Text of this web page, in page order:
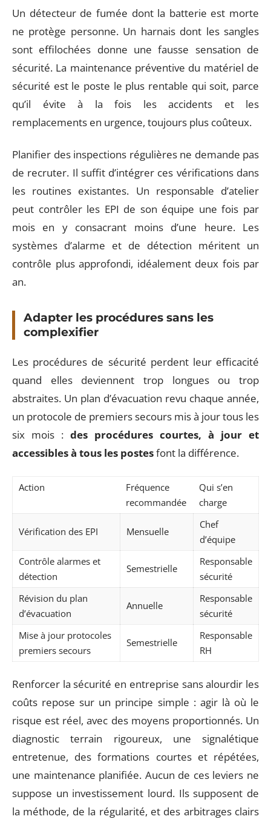
Un détecteur de fumée dont la batterie est morte
ne protège personne. Un harnais dont les sangles
sont effilochées donne une fausse sensation de
sécurité. La maintenance préventive du matériel de
sécurité est le poste le plus rentable qui soit, parce
qu’il évite à la fois les accidents et les
remplacements en urgence, toujours plus coûteux.
Planifier des inspections régulières ne demande pas
de recruter. Il suffit d’intégrer ces vérifications dans
les routines existantes. Un responsable d’atelier
peut contrôler les EPI de son équipe une fois par
mois en y consacrant moins d’une heure. Les
systèmes d’alarme et de détection méritent un
contrôle plus approfondi, idéalement deux fois par
an.
Adapter les procédures sans les
complexifier
Les procédures de sécurité perdent leur efficacité
quand elles deviennent trop longues ou trop
abstraites. Un plan d’évacuation revu chaque année,
un protocole de premiers secours mis à jour tous les
six mois : des procédures courtes, à jour et
accessibles à tous les postesfont la différence.
Action
Fréquence
recommandée
Qui s’en
charge
Vérification des EPI Mensuelle
Chef
d’équipe
Contrôle alarmes et
détection
Semestrielle
Responsable
sécurité
Révision du plan
d’évacuation
Annuelle
Responsable
sécurité
Mise à jour protocoles
premiers secours
Semestrielle
Responsable
RH
Renforcer la sécurité en entreprise sans alourdir les
coûts repose sur un principe simple : agir là où le
risque est réel, avec des moyens proportionnés. Un
diagnostic terrain rigoureux, une signalétique
entretenue, des formations courtes et répétées,
une maintenance planifiée. Aucun de ces leviers ne
suppose un investissement lourd. Ils supposent de
la méthode, de la régularité, et des arbitrages clairs